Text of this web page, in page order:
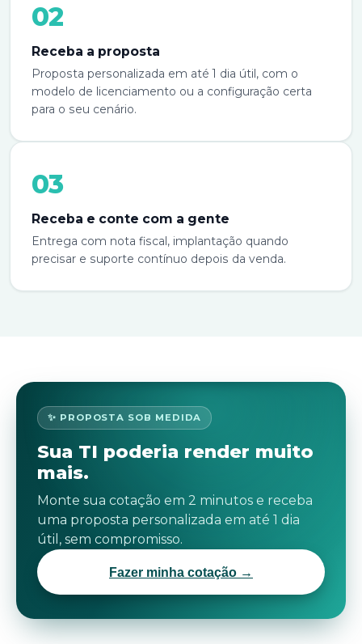
02
Receba a proposta
Proposta personalizada em até 1 dia útil, com o
modelo de licenciamento ou a configuração certa
para o seu cenário.
03
Receba e conte com a gente
Entrega com nota fiscal, implantação quando
precisar e suporte contínuo depois da venda.
✨ PROPOSTA SOB MEDIDA
Sua TI poderia render muito
mais.
Monte sua cotação em 2 minutos e receba
uma proposta personalizada em até 1 dia
útil, sem compromisso.
Fazer minha cotação →